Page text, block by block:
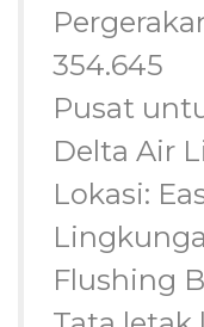
354.645
Pusat
Delta Air
Lokasi:
Flushing